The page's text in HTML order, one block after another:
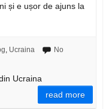
și e ușor de ajuns la
Ucraina
No
Ucraina
read more